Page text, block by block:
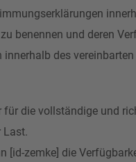
benennen und deren
des
die vollständige und
Last.
[id-zemke] die